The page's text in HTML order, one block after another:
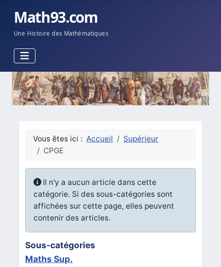
Math93.com
Une Histoire des Mathématiques
Vous êtes ici : Accueil
Supérieur
CPGE
Info
Il n'y a aucun article dans cette
catégorie. Si des sous-catégories sont
affichées sur cette page, elles peuvent
contenir des articles.
Sous-catégories
Maths Sup.